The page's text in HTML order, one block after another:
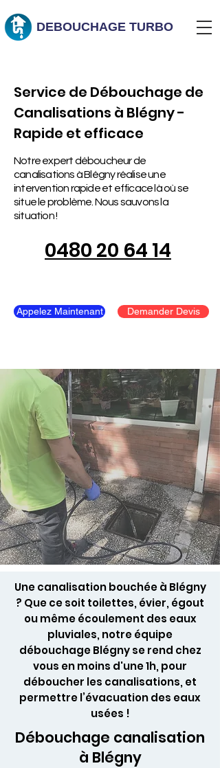
DEBOUCHAGE TURBO
Service de Débouchage de
Canalisations à Blégny -
Rapide et efficace
Notre expert déboucheur de
canalisations à Blégny réalise une
intervention rapide et efficace là où se
situe le problème. Nous sauvons la
situation !
0480 20 64 14
Appelez Maintenant Demander Devis
Une canalisation bouchée à Blégny
? Que ce soit toilettes, évier, égout
ou même écoulement des eaux
pluviales, notre équipe
débouchage Blégny se rend chez
vous en moins d'une 1h, pour
déboucher les canalisations, et
permettre l’évacuation des eaux
usées !
Débouchage canalisation
à Blégny